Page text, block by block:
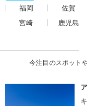
福岡
佐賀
宮崎
鹿児島
今注目のスポット